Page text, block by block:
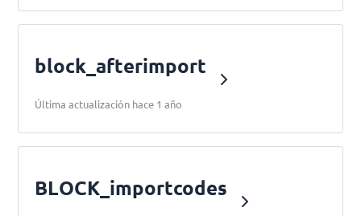
block_afterimport
Última actualización hace 1 año
BLOCK_importcodes